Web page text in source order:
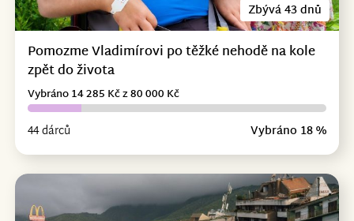
Zbývá 43 dnů
Pomozme Vladimírovi po těžké nehodě na kole
zpět do života
44 dárců Vybráno 18 %
Vybráno 14 285 Kč z 80 000 Kč